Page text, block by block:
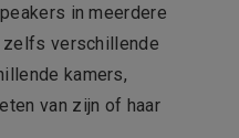
in meerdere
zelfs verschillende
kamers,
van zijn of haar